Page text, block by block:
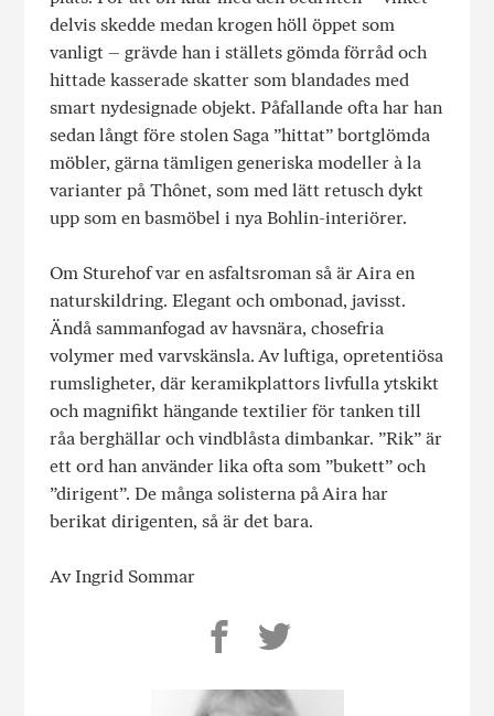
delvis skedde medan krogen höll öppet som
vanligt – grävde han i ställets gömda förråd och
hittade kasserade skatter som blandades med
smart nydesignade objekt. Påfallande ofta har han
sedan långt före stolen Saga ”hittat” bortglömda
möbler, gärna tämligen generiska modeller à la
varianter på Thônet, som med lätt retusch dykt
upp som en basmöbel i nya Bohlin-interiörer.
Om Sturehof var en asfaltsroman så är Aira en
naturskildring. Elegant och ombonad, javisst.
Ändå sammanfogad av havsnära, chosefria
volymer med varvskänsla. Av luftiga, opretentiösa
rumsligheter, där keramikplattors livfulla ytskikt
och magnifikt hängande textilier för tanken till
råa berghällar och vindblåsta dimbankar. ”Rik” är
ett ord han använder lika ofta som ”bukett” och
”dirigent”. De många solisterna på Aira har
berikat dirigenten, så är det bara.
Av Ingrid Sommar